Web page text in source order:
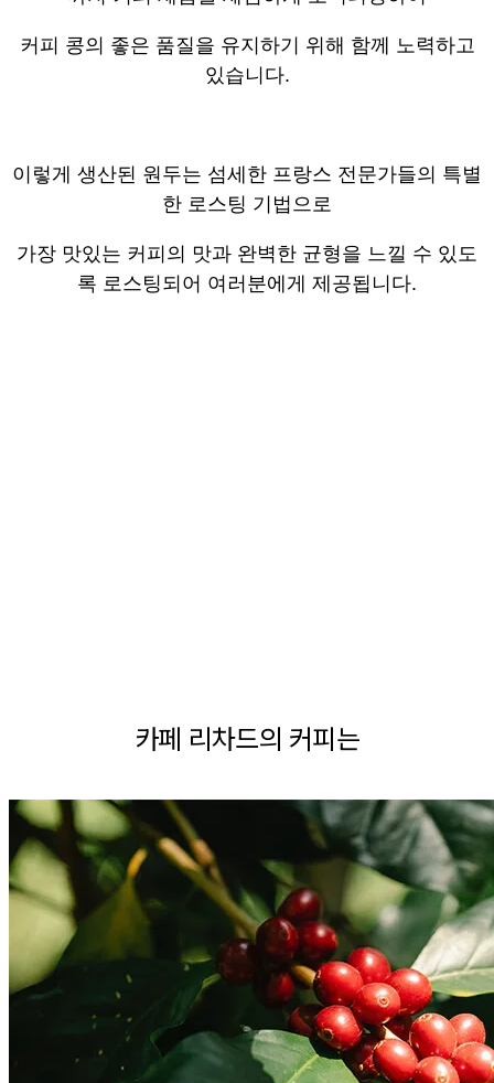
커피 콩의 좋은 품질을 유지하기 위해 함께 노력하고
있습니다.
이렇게 생산된 원두는 섬세한 프랑스 전문가들의 특별
한 로스팅 기법으로
가장 맛있는 커피의 맛과 완벽한 균형을 느낄 수 있도
록 로스팅되어 여러분에게 제공됩니다.
카페 리차드의 커피는